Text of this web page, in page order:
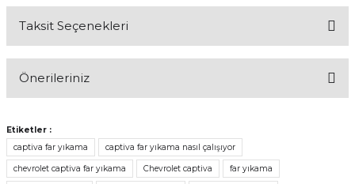
Taksit Seçenekleri
Önerileriniz
konularda yetersiz gördüğünüz noktaları öneri formunu kullanarak
tarafımıza iletebilirsiniz.
Görüş ve önerileriniz için teşekkür ederiz.
Etiketler :
captiva far yıkama
captiva far yıkama nasıl çalışıyor
chevrolet captiva far yıkama Chevrolet captiva far yıkama